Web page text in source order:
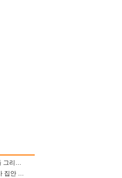
‘17억 빚잔치’ 김구라 전처, 아들 그리는 “나 뿐인데” 친엄마 챙기는 효심 눈길
‘중증외상센터’ 하영, 4대째 의사 집안 인증 “증조부, 고종 황제 진료”(옥문아)[어제TV]